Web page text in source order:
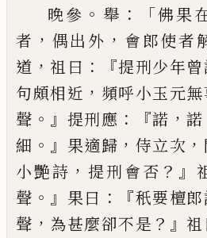
晚參 。 舉 ：「佛果
者 ， 偶出外 ， 會郎使者
道 ， 祖曰 ：『提刑少年
句頗相近 ， 頻呼小玉元無
聲 。』 提刑應 ：『諾 ，諾
細 。』 果適歸 ， 侍立次 ，
小艷詩 ，提刑會否 ？』
聲 。』 果曰 ：『秖要檀
聲 ， 為甚麼卻不是 ？』 祖